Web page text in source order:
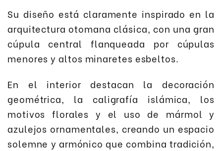
Su diseño está claramente inspirado en la
arquitectura otomana clásica, con una gran
cúpula central flanqueada por cúpulas
menores y altos minaretes esbeltos.
En el interior destacan la decoración
geométrica, la caligrafía islámica, los
motivos florales y el uso de mármol y
azulejos ornamentales, creando un espacio
solemne y armónico que combina tradición,